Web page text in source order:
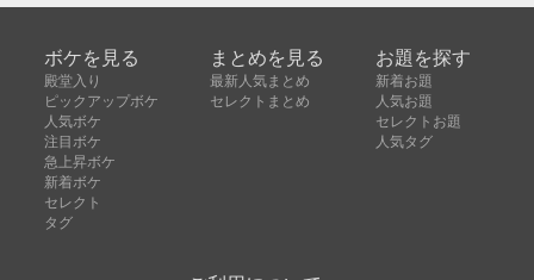
ボケを見る
殿堂入り
ピックアップボケ
人気ボケ
注目ボケ
急上昇ボケ
新着ボケ
セレクト
タグ
まとめを見る
最新人気まとめ
セレクトまとめ
お題を探す
新着お題
人気お題
セレクトお題
人気タグ